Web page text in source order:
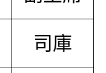
司庫